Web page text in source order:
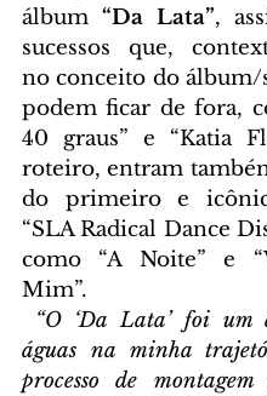
álbum “Da Lata”,
sucessos que,
no conceito do álbum/
podem ficar de fora,
40 graus” e “Katia
roteiro, entram
do primeiro e
“SLA Radical Dance
como “A Noite” e
Mim”.
“O ‘Da Lata’ foi um
águas na minha
processo de